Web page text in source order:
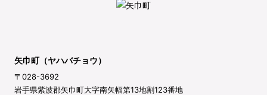
矢巾町（ヤハバチョウ）
〒028-3692
岩手県紫波郡矢巾町大字南矢幅第13地割123番地